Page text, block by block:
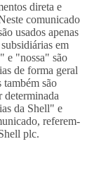
direta e
comunicado
usados apenas
em
e "nossa" são
de forma geral
também são
determinada
da Shell" e
referem-
plc.